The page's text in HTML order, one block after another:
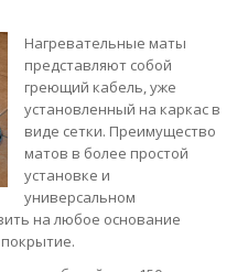
Нагревательные маты
представляют собой
греющий кабель, уже
установленный на каркас в
виде сетки. Преимущество
матов в более простой
установке и
универсальном
на любое основание